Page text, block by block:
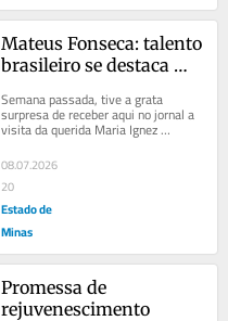
Mateus Fonseca: talento
brasileiro se destaca
Semana passada, tive a grata
surpresa de receber aqui no jornal a
visita da querida Maria Ignez
Coutinho Fonseca. A turma da velha
guarda a conhece...
08.07.2026
20
Estado de
Minas
Promessa de
rejuvenescimento